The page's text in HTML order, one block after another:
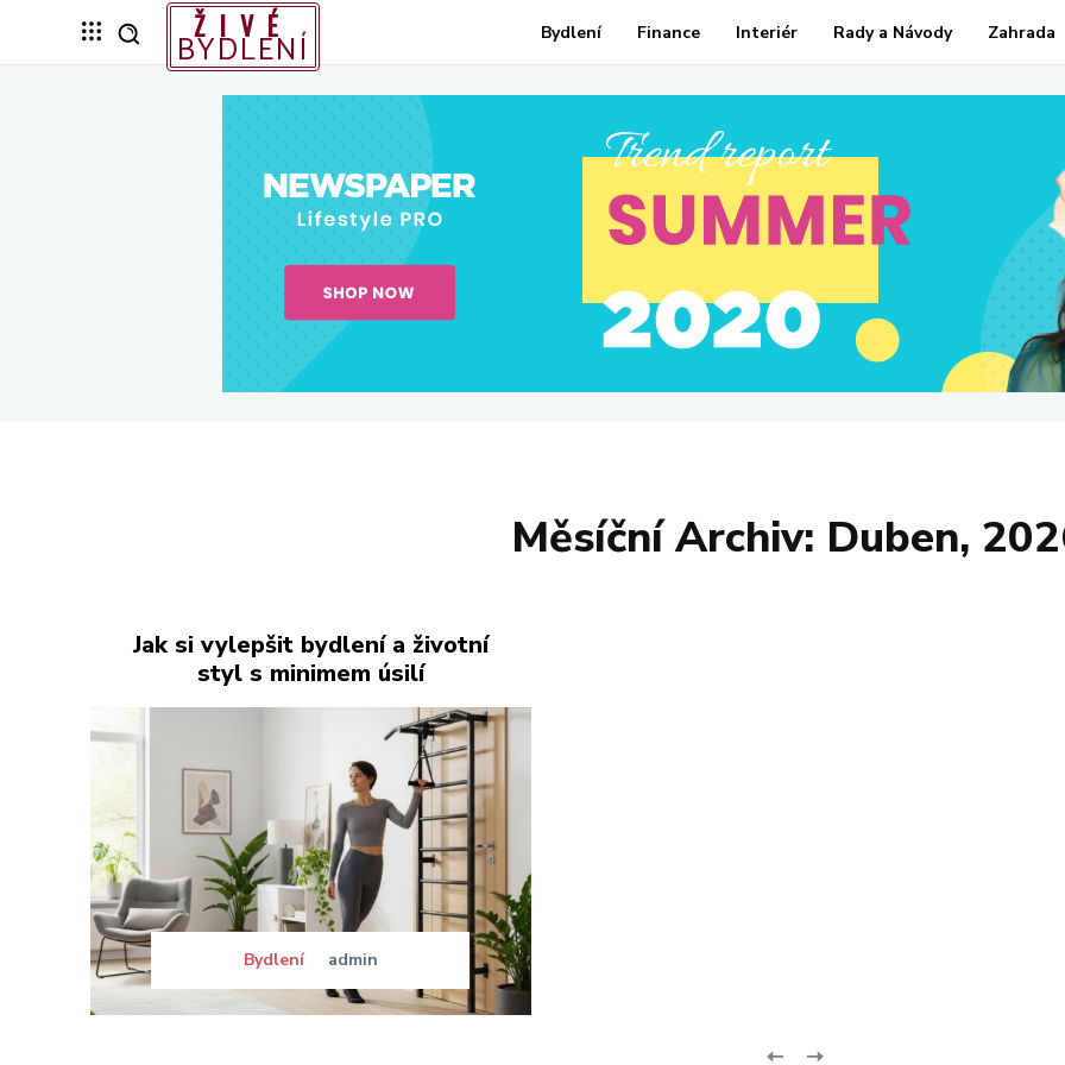
ŽIVÉ
BYDLENÍ Bydlení Finance Interiér Rady a Návody Zahrada
Měsíční Archiv: Duben,
Jak si vylepšit bydlení a životní
styl s minimem úsilí
Bydlení admin